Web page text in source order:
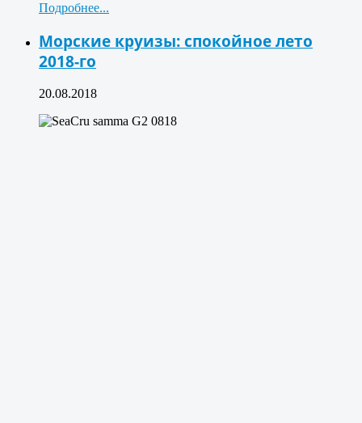
Подробнее...
Морские круизы: спокойное лето
2018-го
20.08.2018